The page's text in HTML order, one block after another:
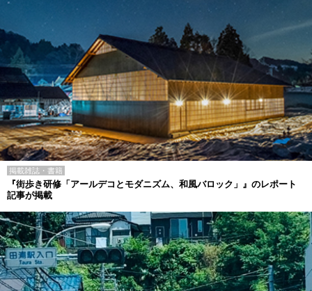
掲載雑誌・書籍
『街歩き研修「アールデコとモダニズム、和風バロック」』のレポート
記事が掲載